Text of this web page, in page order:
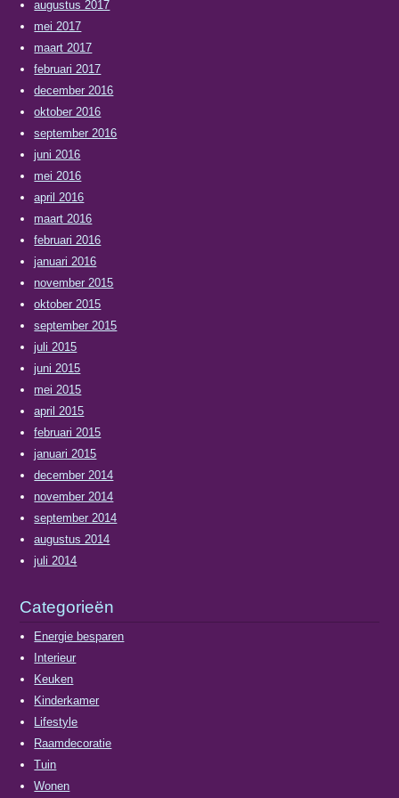
augustus 2017
mei 2017
maart 2017
februari 2017
december 2016
oktober 2016
september 2016
juni 2016
mei 2016
april 2016
maart 2016
februari 2016
januari 2016
november 2015
oktober 2015
september 2015
juli 2015
juni 2015
mei 2015
april 2015
februari 2015
januari 2015
december 2014
november 2014
september 2014
augustus 2014
juli 2014
Categorieën
Energie besparen
Interieur
Keuken
Kinderkamer
Lifestyle
Raamdecoratie
Tuin
Wonen